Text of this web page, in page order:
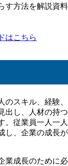
す方法を解説資料
はこちら
スキル、経験、
出し、人材の持つ
。従業員一人一人
し、企業の成長が
業成長のために必